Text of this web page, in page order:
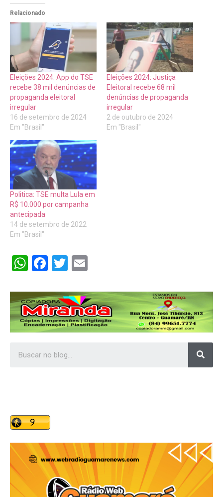
Relacionado
Eleições 2024: App do TSE
recebe 38 mil denúncias de
propaganda eleitoral
irregular
16 de setembro de 2024
Em "Brasil"
Eleições 2024: Justiça
Eleitoral recebe 68 mil
denúncias de propaganda
irregular
2 de outubro de 2024
Em "Brasil"
Politica: TSE multa Lula em
R$ 10.000 por campanha
antecipada
14 de setembro de 2022
Em "Brasil"
WhatsApp
Facebook
Twitter